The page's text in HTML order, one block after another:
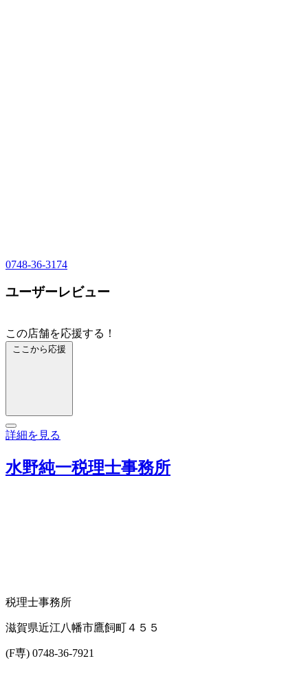
0748-36-3174
ユーザーレビュー
この店舗を応援する！
ここから応援
詳細を見る
水野純一税理士事務所
税理士事務所
滋賀県近江八幡市鷹飼町４５５
(F専) 0748-36-7921